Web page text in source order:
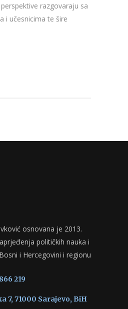
razgovaraju sa
i učesnicima te šire
osnovana je 2013.
političkih nauka i
i Hercegovini i regionu
219
7, 71000 Sarajevo, BiH